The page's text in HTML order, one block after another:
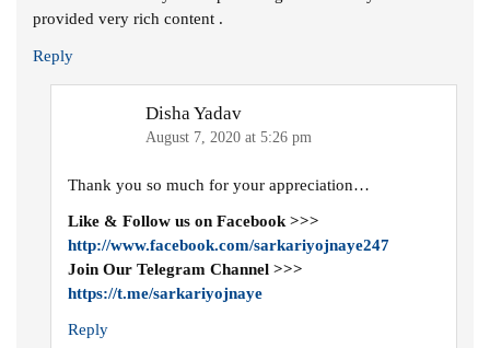
provided very rich content .
Reply
Disha Yadav
August 7, 2020 at 5:26 pm
Thank you so much for your appreciation…
Like & Follow us on Facebook >>>
http://www.facebook.com/sarkariyojnaye247
Join Our Telegram Channel >>>
https://t.me/sarkariyojnaye
Reply